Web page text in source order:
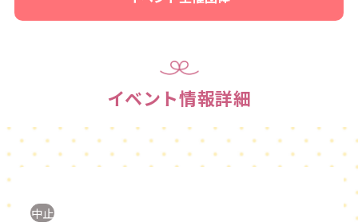
イベント情報詳細
中止